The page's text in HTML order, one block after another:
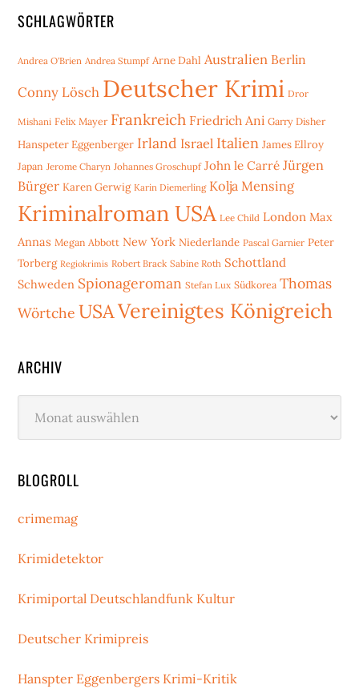
SCHLAGWÖRTER
Andrea O'Brien Andrea Stumpf Arne Dahl Australien Berlin
Conny Lösch Deutscher Krimi Dror
Mishani Felix Mayer Frankreich Friedrich Ani Garry Disher
Hanspeter Eggenberger Irland Israel Italien James Ellroy
Japan Jerome Charyn Johannes Groschupf John le Carré Jürgen
Bürger Karen Gerwig Karin Diemerling Kolja Mensing
Kriminalroman USA Lee Child London Max
Annas Megan Abbott New York Niederlande Pascal Garnier Peter
Torberg Regiokrimis Robert Brack Sabine Roth Schottland
Schweden Spionageroman Stefan Lux Südkorea Thomas
Wörtche USAVereinigtes Königreich
ARCHIV
BLOGROLL
crimemag
Krimidetektor
Krimiportal Deutschlandfunk Kultur
Deutscher Krimipreis
Hanspter Eggenbergers Krimi-Kritik